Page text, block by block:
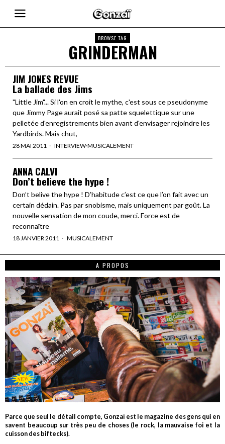
BROWSE TAG
GRINDERMAN
JIM JONES REVUE
La ballade des Jims
"Little Jim"... Si l'on en croit le mythe, c'est sous ce pseudonyme
que Jimmy Page aurait posé sa patte squelettique sur une
pelletée d'enregistrements bien avant d'envisager rejoindre les
Yardbirds. Mais chut,
28 MAI 2011 INTERVIEW·MUSICALEMENT
ANNA CALVI
Don’t believe the hype !
Don’t belive the hype ! D’habitude c’est ce que l’on fait avec un
certain dédain. Pas par snobisme, mais uniquement par goût. La
nouvelle sensation de mon coude, merci. Force est de
reconnaître
18 JANVIER 2011 MUSICALEMENT
A PROPOS
Parce que seul le détail compte, Gonzaï est le magazine des gens qui en
savent beaucoup sur très peu de choses (le rock, la mauvaise foi et la
cuisson des biftecks).